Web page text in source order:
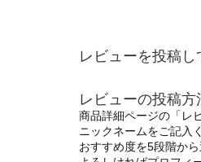
レビューを投稿
レビューの投稿方
商品詳細ページの「レ
ニックネームをご記入
おすすめ度を5段階か